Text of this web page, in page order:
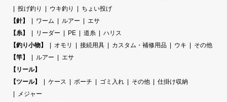
投げ釣り
ウキ釣り
ちょい投げ
【針】
ワーム ルアー
エサ
【糸】
リーダー PE 道糸
ハリス
【釣り小物】
オモリ 接続用具 カスタム・補修用品 ウキ
その他
【竿】
ルアー
エサ
【リール】
【ツール】
ケース ポーチ ゴミ入れ その他
仕掛け収納
メジャー